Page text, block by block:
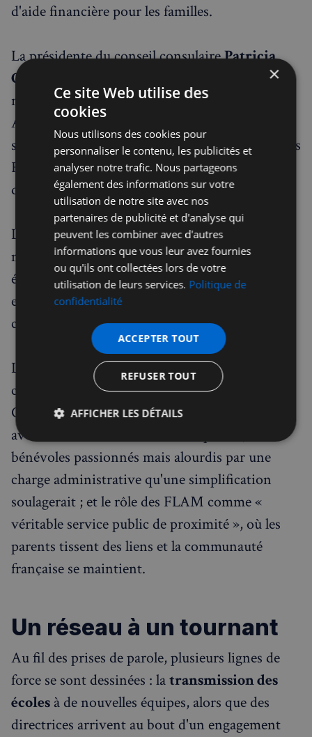
d'aide financière pour les familles.
La présidente du conseil consulairePatricia
Connell
réseau : « La passation va être un grand sujet. »
Après avoir visité de nombreuses écoles, elle a
salué leur rôle social : « C'est grâce à vous que les
Français se retrouvent et partagent des liens
d'amitié, de la culture et, bien sûr, le français. »
Le conseillerSamy AHMARa insisté sur le
moteur de ces structures : « On ne crée pas une
école FLAM sans passion. FLAM est une
excellente structure pour garder un lien social,
culturel et affectif avec la langue française. »
Le conseiller Rémi Vazeillea livré trois
constats tirés de ses visites à Birmingham,
Cambridge et Bristol : une demande très forte,
avec des listes d'attente faute de places ; des
bénévoles passionnés mais alourdis par une
charge administrative qu'une simplification
soulagerait ; et le rôle des FLAM comme «
véritable service public de proximité », où les
parents tissent des liens et la communauté
française se maintient.
Un réseau à un tournant
Au fil des prises de parole, plusieurs lignes de
force se sont dessinées : latransmission des
écoles à de nouvelles équipes, alors que des
directrices arrivent au bout d'un engagement
×
Ce site Web utilise des
cookies
Nous utilisons des cookies pour
personnaliser le contenu, les publicités et
analyser notre trafic. Nous partageons
également des informations sur votre
utilisation de notre site avec nos
partenaires de publicité et d'analyse qui
peuvent les combiner avec d'autres
informations que vous leur avez fournies
ou qu'ils ont collectées lors de votre
utilisation de leurs services. Politique de
confidentialité
ACCEPTER TOUT
REFUSER TOUT
AFFICHER LES DÉTAILS
Strictement
nécessaires
Performance Ciblage
Fonctionnalité
Ciblage
Fonctionnalité
Les cookies strictement nécessaires habilitent des
fonctionnalités de base du site Web telles que la
connexion des utilisateurs et la gestion des comptes.
Le site Web ne peut pas être utilisé correctement
sans les cookies strictement nécessaires.
Nom
Fournisseur
Domaine
Expiration